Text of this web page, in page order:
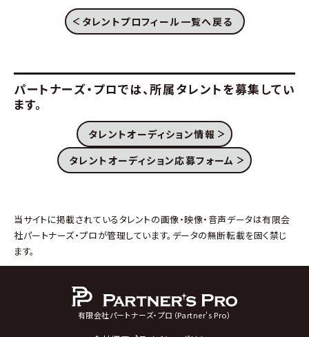
タレントプロフィール一覧へ戻る
パートナーズ・プロでは、 所属タレントを募集してい
ます。
タレントオーディション情報
タレントオーディション応募フォーム
当サイトに掲載されているタレントの画像・映像・音声データは有限会
社パートナーズ・プロが管理しています。データの無断転載を固く禁じ
ます。
有限会社パートナーズ・プロ（Partner's Pro）